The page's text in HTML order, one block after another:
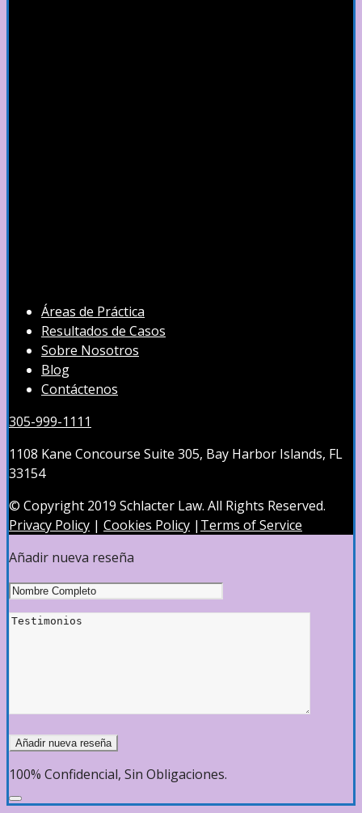
Áreas de Práctica
Resultados de Casos
Sobre Nosotros
Blog
Contáctenos
305-999-1111
1108 Kane Concourse Suite 305, Bay Harbor Islands, FL
33154
© Copyright 2019 Schlacter Law. All Rights Reserved.
Privacy Policy | Cookies Policy | Terms of Service
Añadir nueva reseña
100% Confidencial, Sin Obligaciones.